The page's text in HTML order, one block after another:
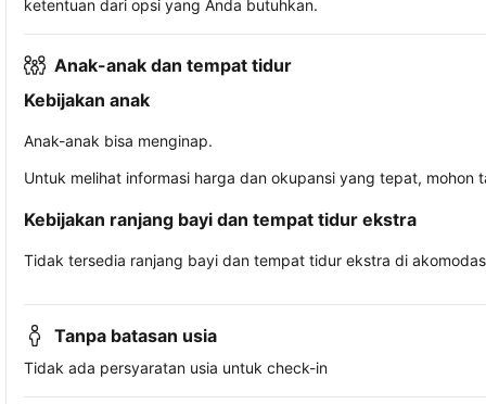
ketentuan dari opsi yang Anda butuhkan.
Anak-anak dan tempat tidur
Kebijakan anak
Anak-anak bisa menginap.
Untuk melihat informasi harga dan okupansi yang tepat,
Kebijakan ranjang bayi dan tempat tidur ekstra
Tidak tersedia ranjang bayi dan tempat tidur ekstra di
Tanpa batasan usia
Tidak ada persyaratan usia untuk check-in